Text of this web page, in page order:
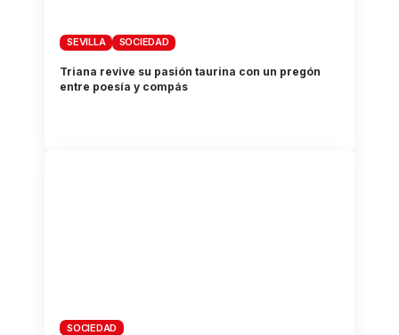
SEVILLA SOCIEDAD
Triana revive su pasión taurina con un pregón
entre poesía y compás
SOCIEDAD